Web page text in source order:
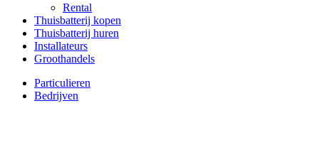
Rental
Thuisbatterij kopen
Thuisbatterij huren
Installateurs
Groothandels
Particulieren
Bedrijven